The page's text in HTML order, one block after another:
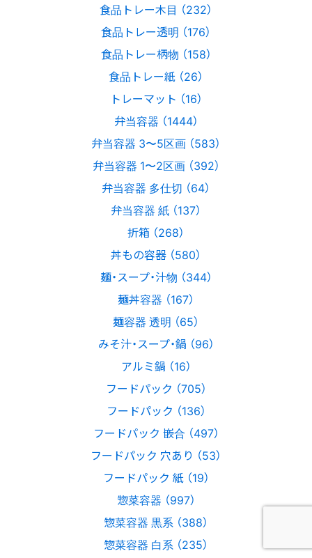
食品トレー木目 （232）
食品トレー透明 （176）
食品トレー柄物 （158）
食品トレー紙 （26）
トレーマット （16）
弁当容器 （1444）
弁当容器 3〜5区画 （583）
弁当容器 1〜2区画 （392）
弁当容器 多仕切 （64）
弁当容器 紙 （137）
折箱 （268）
丼もの容器 （580）
麺・スープ・汁物 （344）
麺丼容器 （167）
麺容器 透明 （65）
みそ汁・スープ・鍋 （96）
アルミ鍋 （16）
フードパック （705）
フードパック （136）
フードパック 嵌合 （497）
フードパック 穴あり （53）
フードパック 紙 （19）
惣菜容器 （997）
惣菜容器 黒系 （388）
惣菜容器 白系 （235）